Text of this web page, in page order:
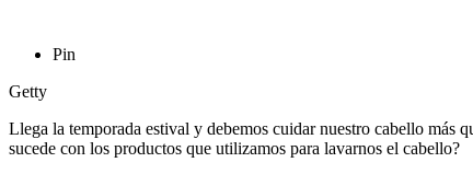
Pin
Getty
Llega la temporada estival y debemos cuidar nuestro cabello más
sucede con los productos que utilizamos para lavarnos el cabello?